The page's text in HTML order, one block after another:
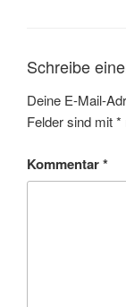
Schreibe
Deine E-Mail-
Felder sind mit*
Kommentar*